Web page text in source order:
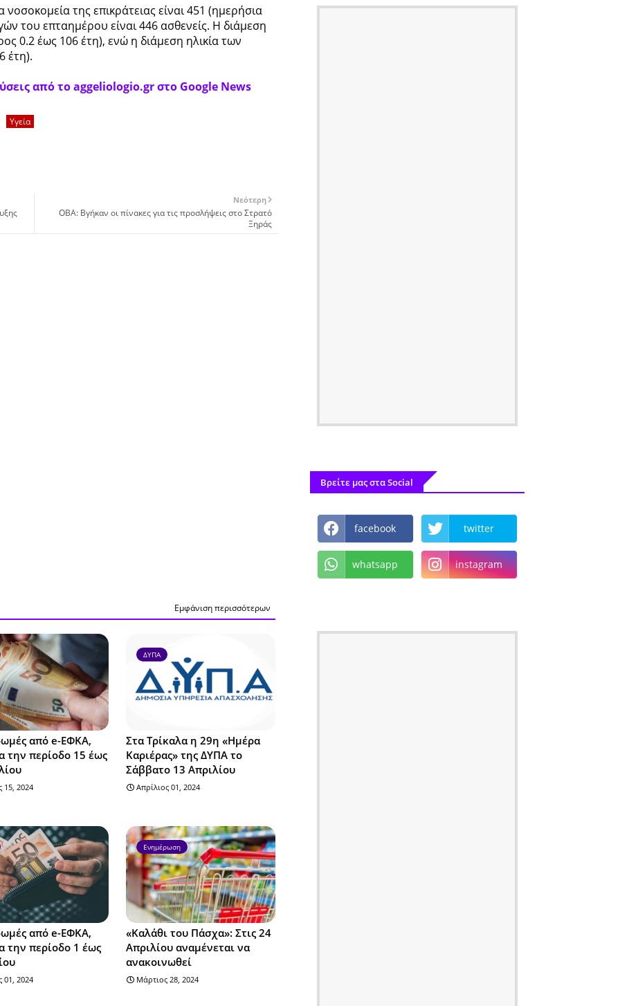
της επικράτειας είναι 451 (ημερήσια
του επταημέρου είναι 446 ασθενείς. Η διάμεση
0.2 έως 106 έτη), ενώ η διάμεση ηλικία των
έτη).
από το aggeliologio.gr στο Google News
Υγεία
Νεότερη
ΟΒΑ: Βγήκαν οι πίνακες για τις προσλήψεις στο Στρατό
Ξηράς
Εμφάνιση περισσότερων
από e-ΕΦΚΑ,
την περίοδο 15 έως
15, 2024
ΔΥΠΑ
Στα Τρίκαλα η 29η «Ημέρα
Καριέρας» της ΔΥΠΑ το
Σάββατο 13 Απριλίου
Απρίλιος 01, 2024
από e-ΕΦΚΑ,
την περίοδο 1 έως
01, 2024
Ενημέρωση
«Καλάθι του Πάσχα»: Στις 24
Απριλίου αναμένεται να
ανακοινωθεί
Μάρτιος 28, 2024
Βρείτε μας στα Social
facebook twitter
whatsapp instagram